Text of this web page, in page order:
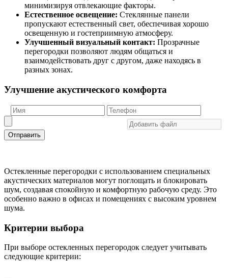
минимизируя отвлекающие факторы.
Естественное освещение: Стеклянные панели
пропускают естественный свет, обеспечивая хорошо
освещенную и гостеприимную атмосферу.
Улучшенный визуальный контакт: Прозрачные
перегородки позволяют людям общаться и
взаимодействовать друг с другом, даже находясь в
разных зонах.
Улучшение акустического комфорта
Отправить
Остекленные перегородки с использованием специальных
акустических материалов могут поглощать и блокировать
шум, создавая спокойную и комфортную рабочую среду. Это
особенно важно в офисах и помещениях с высоким уровнем
шума.
Критерии выбора
При выборе остекленных перегородок следует учитывать
следующие критерии: